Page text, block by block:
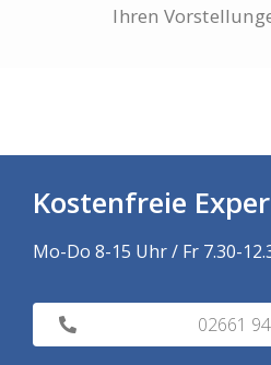
Ihren
Kostenfreie
Mo-Do 8-15 Uhr / Fr 7.30-
02661